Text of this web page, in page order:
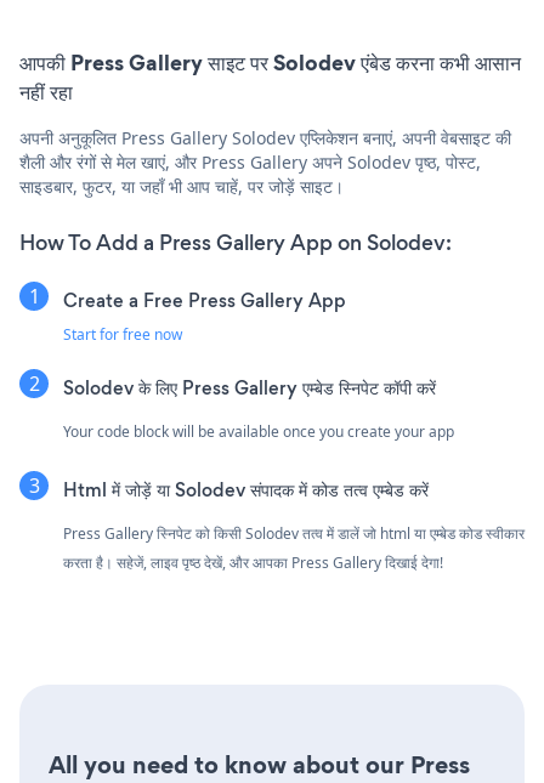
आपकी Press Gallery साइट पर Solodev एंबेड करना कभी आसान
नहीं रहा
अपनी अनुकूलित Press Gallery Solodev एप्लिकेशन बनाएं, अपनी वेबसाइट की
शैली और रंगों से मेल खाएं, और Press Gallery अपने Solodev पृष्ठ, पोस्ट,
साइडबार, फुटर, या जहाँ भी आप चाहें, पर जोड़ें साइट।
How To Add a Press Gallery App on Solodev:
Create a Free Press Gallery App
Start for free now
Solodev के लिए Press Gallery एम्बेड स्निपेट कॉपी करें
Your code block will be available once you create your app
Html में जोड़ें या Solodev संपादक में कोड तत्व एम्बेड करें
Press Gallery स्निपेट को किसी Solodev तत्व में डालें जो html या एम्बेड कोड स्वीकार
करता है। सहेजें, लाइव पृष्ठ देखें, और आपका Press Gallery दिखाई देगा!
All you need to know about our Press